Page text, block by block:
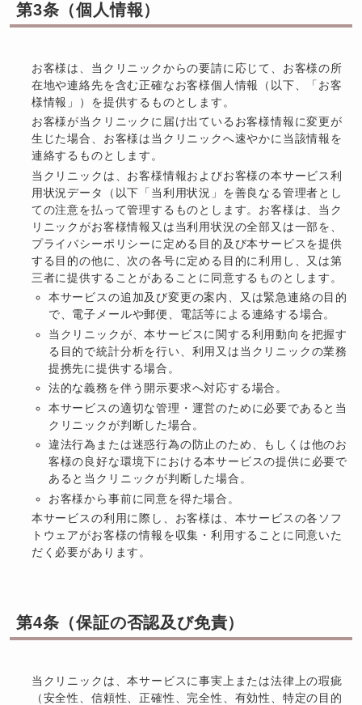
第3条（個人情報）
お客様は、当クリニックからの要請に応じて、お客様の所
在地や連絡先を含む正確なお客様個人情報（以下、「お客
様情報」）を提供するものとします。
お客様が当クリニックに届け出ているお客様情報に変更が
生じた場合、お客様は当クリニックへ速やかに当該情報を
連絡するものとします。
当クリニックは、お客様情報およびお客様の本サービス利
用状況データ（以下「当利用状況」を善良なる管理者とし
ての注意を払って管理するものとします。お客様は、当ク
リニックがお客様情報又は当利用状況の全部又は一部を、
プライバシーポリシーに定める目的及び本サービスを提供
する目的の他に、次の各号に定める目的に利用し、又は第
三者に提供することがあることに同意するものとします。
本サービスの追加及び変更の案内、又は緊急連絡の目的
で、電子メールや郵便、電話等による連絡する場合。
当クリニックが、本サービスに関する利用動向を把握す
る目的で統計分析を行い、利用又は当クリニックの業務
提携先に提供する場合。
法的な義務を伴う開示要求へ対応する場合。
本サービスの適切な管理・運営のために必要であると当
クリニックが判断した場合。
違法行為または迷惑行為の防止のため、もしくは他のお
客様の良好な環境下における本サービスの提供に必要で
あると当クリニックが判断した場合。
お客様から事前に同意を得た場合。
本サービスの利用に際し、お客様は、本サービスの各ソフ
トウェアがお客様の情報を収集・利用することに同意いた
だく必要があります。
第4条（保証の否認及び免責）
当クリニックは、本サービスに事実上または法律上の瑕疵
（安全性、信頼性、正確性、完全性、有効性、特定の目的